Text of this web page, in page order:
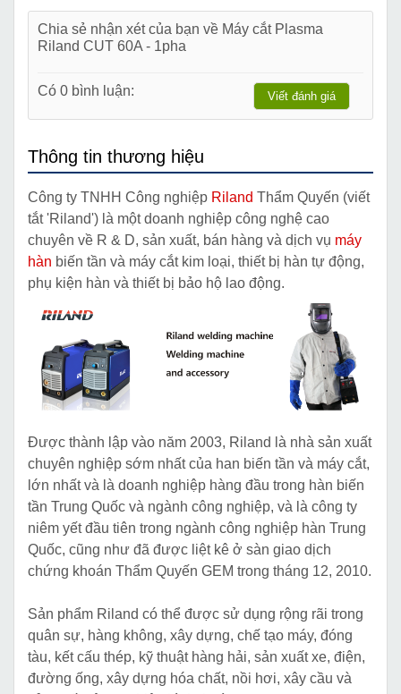
Chia sẻ nhận xét của bạn về Máy cắt Plasma
Riland CUT 60A - 1pha
Có 0 bình luận: Viết đánh giá
Thông tin thương hiệu
Công ty TNHH Công nghiệp Riland Thẩm Quyến (viết
tắt 'Riland') là một doanh nghiệp công nghệ cao
chuyên về R & D, sản xuất, bán hàng và dịch vụ máy
hàn biến tần và máy cắt kim loại, thiết bị hàn tự động,
phụ kiện hàn và thiết bị bảo hộ lao động.
Được thành lập vào năm 2003, Riland là nhà sản xuất
chuyên nghiệp sớm nhất của han biến tần và máy cắt,
lớn nhất và là doanh nghiệp hàng đầu trong hàn biến
tần Trung Quốc và ngành công nghiệp, và là công ty
niêm yết đầu tiên trong ngành công nghiệp hàn Trung
Quốc, cũng như đã được liệt kê ở sàn giao dịch
chứng khoán Thẩm Quyến GEM trong tháng 12, 2010.
Sản phẩm Riland có thể được sử dụng rộng rãi trong
quân sự, hàng không, xây dựng, chế tạo máy, đóng
tàu, kết cấu thép, kỹ thuật hàng hải, sản xuất xe, điện,
đường ống, xây dựng hóa chất, nồi hơi, xây cầu và